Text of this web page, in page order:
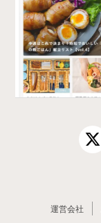
運営会社